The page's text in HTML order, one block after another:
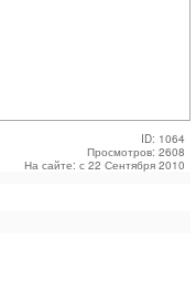
ID: 1064
Просмотров: 2608
На сайте: с 22 Сентября 2010